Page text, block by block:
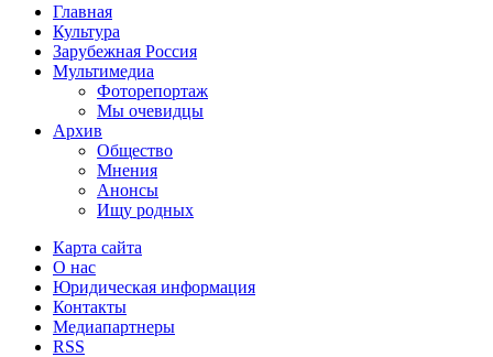
Главная
Культура
Зарубежная Россия
Мультимедиа
Фоторепортаж
Мы очевидцы
Архив
Общество
Мнения
Анонсы
Ищу родных
Карта сайта
О нас
Юридическая информация
Контакты
Медиапартнеры
RSS